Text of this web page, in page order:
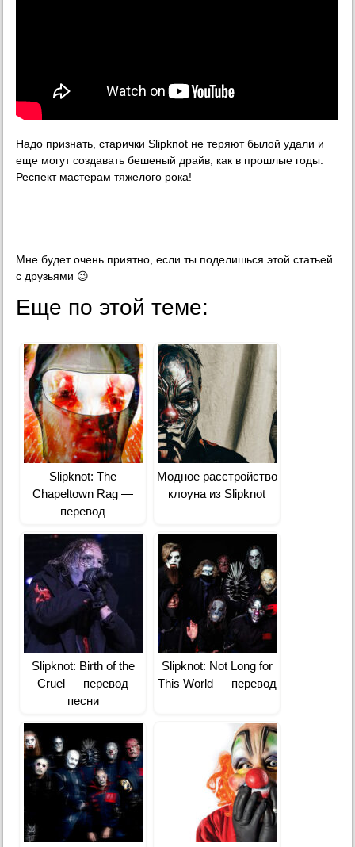
Надо признать, старички Slipknot не теряют былой удали и
еще могут создавать бешеный драйв, как в прошлые годы.
Респект мастерам тяжелого рока!
Мне будет очень приятно, если ты поделишься этой статьей
с друзьями 😉
Еще по этой теме:
Slipknot: The
Chapeltown Rag —
перевод
Модное расстройство
клоуна из Slipknot
Slipknot: Birth of the
Cruel — перевод
песни
Slipknot: Not Long for
This World — перевод